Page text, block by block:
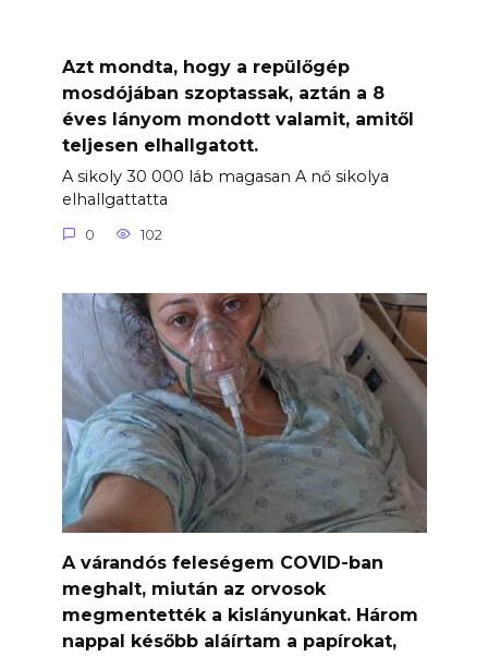
Azt mondta, hogy a repülőgép
mosdójában szoptassak, aztán a 8
éves lányom mondott valamit, amitől
teljesen elhallgatott.
A sikoly 30 000 láb magasan A nő sikolya
elhallgattatta
0 102
A várandós feleségem COVID-ban
meghalt, miután az orvosok
megmentették a kislányunkat. Három
nappal később aláírtam a papírokat,